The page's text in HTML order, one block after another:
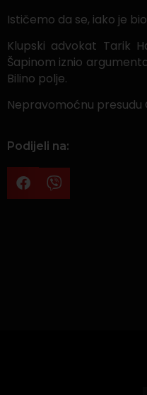
Ističemo da se, iako je
Klupski advokat Tarik
Šapinom iznio
Bilino polje.
Nepravomoćnu presudu
Podijeli na: